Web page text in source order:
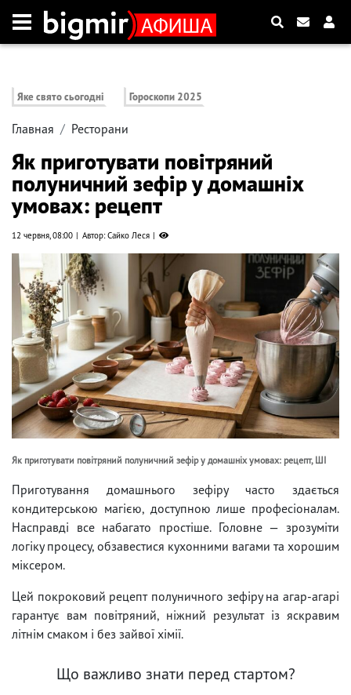
Яке свято сьогодні Гороскопи 2025
Главная Ресторани
Як приготувати повітряний
полуничний зефір у домашніх
умовах: рецепт
12 червня, 08:00 Автор: Сайко Леся
Як приготувати повітряний полуничний зефір у домашніх умовах: рецепт, ШІ
Приготування домашнього зефіру часто здається
кондитерською магією, доступною лише професіоналам.
Насправді все набагато простіше. Головне — зрозуміти
логіку процесу, обзавестися кухонними вагами та хорошим
міксером.
Цей покроковий рецепт полуничного зефіру на агар-агарі
гарантує вам повітряний, ніжний результат із яскравим
літнім смаком і без зайвої хімії.
Що важливо знати перед стартом?